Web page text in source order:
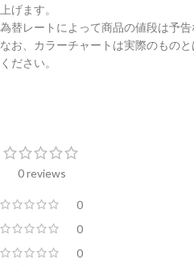
上げます。
為替レートによって商品の値段は予告
なお、カラーチャートは実際のもの
ください。
0 reviews
0
0
0